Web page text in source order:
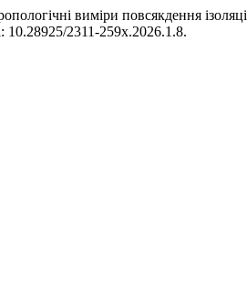
виміри повсякдення
10.28925/2311-259x.2026.1.8.